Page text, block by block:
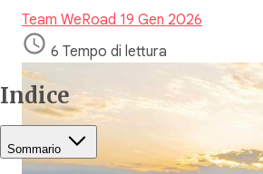
Indice
Sommario
Team WeRoad 19 Gen 2026
6 Tempo di lettura